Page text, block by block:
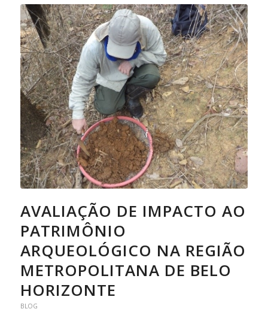
AVALIAÇÃO DE IMPACTO AO
PATRIMÔNIO
ARQUEOLÓGICO NA REGIÃO
METROPOLITANA DE BELO
HORIZONTE
BLOG